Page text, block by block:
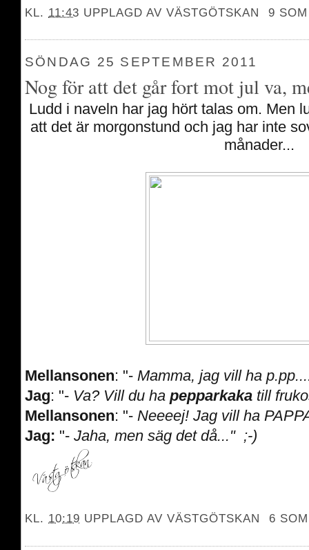
KL. 11:43 UPPLAGD AVVÄSTGÖTSKAN 9
SÖNDAG 25 SEPTEMBER 2011
Nog för att det går fort mot jul va,
Ludd i naveln har jag hört talas om. Men
att det är morgonstund och jag har inte
månader...
Mellansonen: "- Mamma, jag vill ha
Jag: "- Va? Vill du ha pepparkaka till
Mellansonen: "- Neeeej! Jag vill ha
Jag: "- Jaha, men säg det då..." ;-)
KL. 10:19 UPPLAGD AVVÄSTGÖTSKAN 6